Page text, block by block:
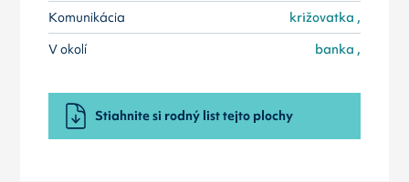
Komunikácia
križovatka ,
V okolí
banka ,
Stiahnite si rodný list tejto plochy